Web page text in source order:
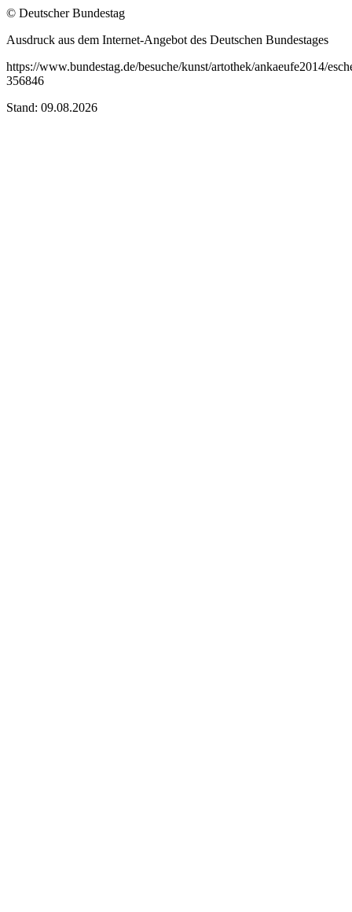
© Deutscher Bundestag
Ausdruck aus dem Internet-Angebot des Deutschen Bundestages
https://www.bundestag.de/besuche/kunst/artothek/ankaeufe2014/
356846
Stand: 09.08.2026